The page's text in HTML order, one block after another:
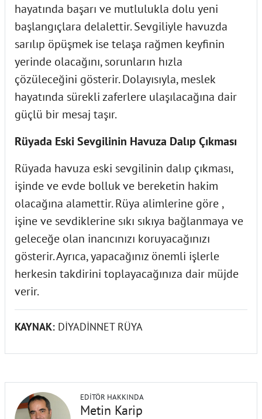
hayatında başarı ve mutlulukla dolu yeni
başlangıçlara delalettir. Sevgiliyle havuzda
sarılıp öpüşmek ise telaşa rağmen keyfinin
yerinde olacağını, sorunların hızla
çözüleceğini gösterir. Dolayısıyla, meslek
hayatında sürekli zaferlere ulaşılacağına dair
güçlü bir mesaj taşır.
Rüyada Eski Sevgilinin Havuza Dalıp Çıkması
Rüyada havuza eski sevgilinin dalıp çıkması,
işinde ve evde bolluk ve bereketin hakim
olacağına alamettir. Rüya alimlerine göre ,
işine ve sevdiklerine sıkı sıkıya bağlanmaya ve
geleceğe olan inancınızı koruyacağınızı
gösterir. Ayrıca, yapacağınız önemli işlerle
herkesin takdirini toplayacağınıza dair müjde
verir.
KAYNAK: DİYADİNNET RÜYA
EDITÖR HAKKINDA
Metin Karip